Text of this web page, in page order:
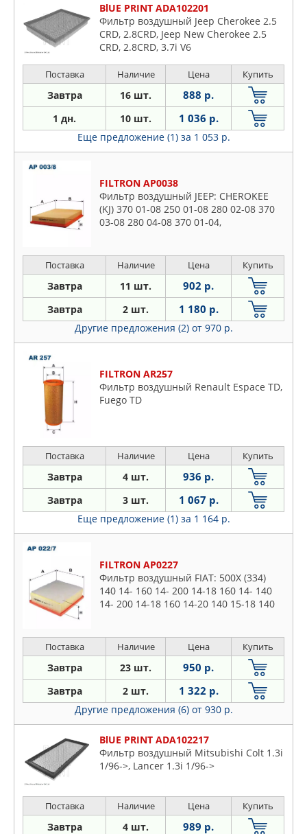
BlUE PRINT ADA102201
Фильтр воздушный Jeep Cherokee 2.5
CRD, 2.8CRD, Jeep New Cherokee 2.5
CRD, 2.8CRD, 3.7i V6
Поставка Наличие Цена Купить
Завтра 16 шт. 888 р.
1 дн. 10 шт. 1 036 р.
Еще предложение (1) за 1 053 р.
FILTRON AP0038
Фильтр воздушный JEEP: CHEROKEE
(KJ) 370 01-08 250 01-08 280 02-08 370
03-08 280 04-08 370 01-04,
Поставка Наличие Цена Купить
Завтра 11 шт. 902 р.
Завтра 2 шт. 1 180 р.
Другие предложения (2) от 970 р.
FILTRON AR257
Фильтр воздушный Renault Espace TD,
Fuego TD
Поставка Наличие Цена Купить
Завтра 4 шт. 936 р.
Завтра 3 шт. 1 067 р.
Еще предложение (1) за 1 164 р.
FILTRON AP0227
Фильтр воздушный FIAT: 500X (334)
140 14- 160 14- 200 14-18 160 14- 140
14- 200 14-18 160 14-20 140 15-18 140
Поставка Наличие Цена Купить
Завтра 23 шт. 950 р.
Завтра 2 шт. 1 322 р.
Другие предложения (6) от 930 р.
BlUE PRINT ADA102217
Фильтр воздушный Mitsubishi Colt 1.3i
1/96->, Lancer 1.3i 1/96->
Поставка Наличие Цена Купить
Завтра 4 шт. 989 р.